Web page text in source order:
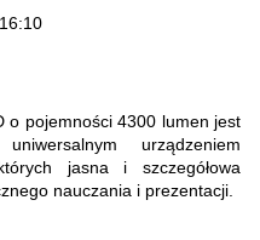
o pojemności 4300 lumen jest
urządzeniem
jasna i szczegółowa
nauczania i prezentacji.